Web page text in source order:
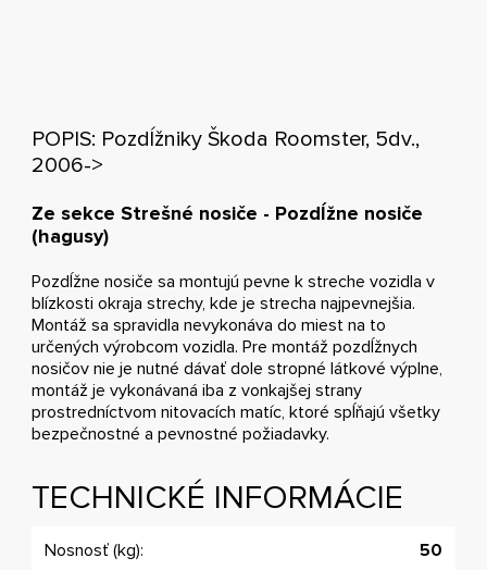
POPIS: Pozdĺžniky Škoda Roomster, 5dv.,
2006->
Ze sekce Strešné nosiče - Pozdĺžne nosiče
(hagusy)
Pozdĺžne nosiče sa montujú pevne k streche vozidla v
blízkosti okraja strechy, kde je strecha najpevnejšia.
Montáž sa spravidla nevykonáva do miest na to
určených výrobcom vozidla. Pre montáž pozdĺžnych
nosičov nie je nutné dávať dole stropné látkové výplne,
montáž je vykonávaná iba z vonkajšej strany
prostredníctvom nitovacích matíc, ktoré spĺňajú všetky
bezpečnostné a pevnostné požiadavky.
TECHNICKÉ INFORMÁCIE
Nosnosť (kg): 50